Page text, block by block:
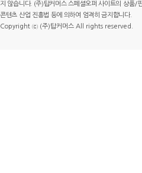
지 않습니다. (주)탑커머스 스페셜오퍼 사이트의 상품/
콘텐츠 산업 진흥법 등에 의하여 엄격히 금지합니다.
Copyright ⓒ (주)탑커머스 All rights reserved.